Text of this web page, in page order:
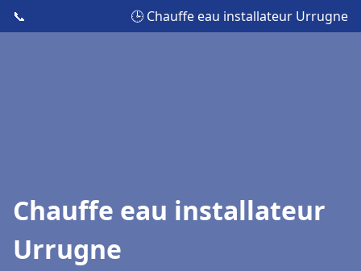
📞 🕒 Chauffe eau installateur Urrugne
Chauffe eau installateur
Urrugne